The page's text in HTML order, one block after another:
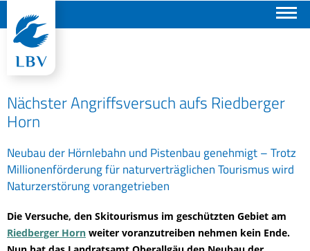
Nächster Angriffsversuch aufs Riedberger
Horn
Neubau der Hörnlebahn und Pistenbau genehmigt – Trotz
Millionenförderung für naturverträglichen Tourismus wird
Naturzerstörung vorangetrieben
Die Versuche, den Skitourismus im geschützten Gebiet am
Riedberger Horn weiter voranzutreiben nehmen kein Ende.